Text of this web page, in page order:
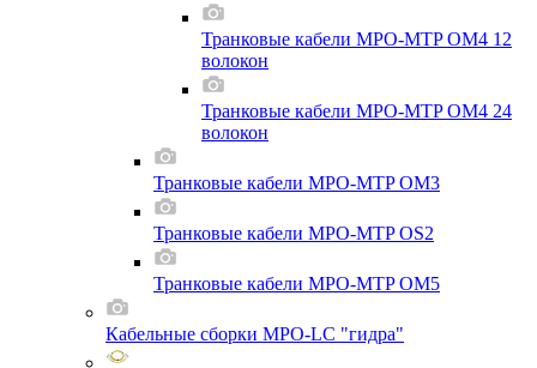
Транковые кабели MPO-MTP OM4 12
волокон
Транковые кабели MPO-MTP OM4 24
волокон
Транковые кабели MPO-MTP OM3
Транковые кабели MPO-MTP OS2
Транковые кабели MPO-MTP OM5
Кабельные сборки MPO-LC "гидра"